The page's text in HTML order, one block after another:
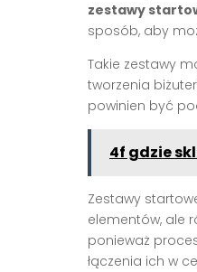
zestawy
sposób, aby
Takie zestawy
tworzenia
powinien być
4f gdzie
Zestawy
elementów, ale
ponieważ
łączenia ich w